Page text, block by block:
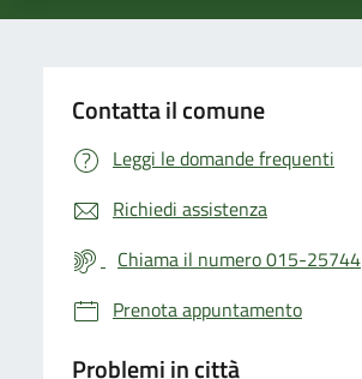
Contatta il comune
Leggi le domande frequenti
Richiedi assistenza
Chiama il numero 015-25744
Prenota appuntamento
Problemi in città